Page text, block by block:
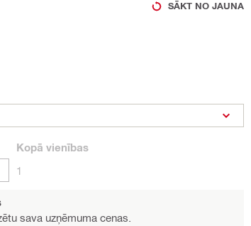
SĀKT NO JAUNA
Kopā vienības
1
sava uzņēmuma cenas.